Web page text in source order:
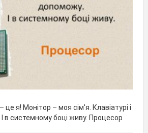
я! Монітор – моя сім'я. Клавіатурі і
в системному боці живу. Процесор